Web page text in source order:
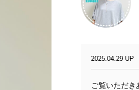
2025.04.29 UP
ご覧いただき